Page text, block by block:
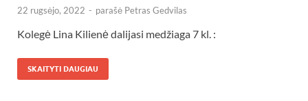
22 rugsėjo, 2022 - parašė Petras Gedvilas
Kolegė Lina Kilienė dalijasi medžiaga 7 kl. :
SKAITYTI DAUGIAU